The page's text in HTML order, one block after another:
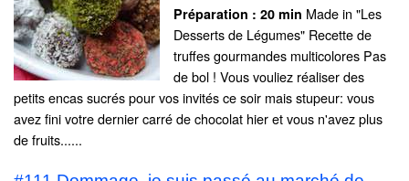
Préparation : 20 min Made in "Les
Desserts de Légumes" Recette de
truffes gourmandes multicolores Pas
de bol ! Vous vouliez réaliser des
petits encas sucrés pour vos invités ce soir mais stupeur: vous
avez fini votre dernier carré de chocolat hier et vous n'avez plus
de fruits......